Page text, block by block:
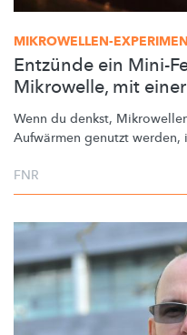
MIKROWELLEN-
Entzünde ein Mini-
Mikrowelle, mit
Wenn du denkst,
Aufwärmen genutzt werden,
FNR